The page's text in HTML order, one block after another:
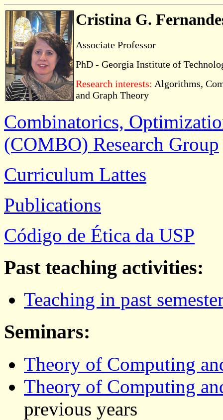
Cristina G.
Associate Professor
PhD - Georgia Institute of
Research interests: Algorithms,
and Graph Theory
Combinatorics,
(COMBO) Research Group
Curriculum Lattes
Publications
Código de Ética da USP
Past teaching activities:
Teaching in past
Seminars:
Theory of Computing
Theory of Computing
previous years